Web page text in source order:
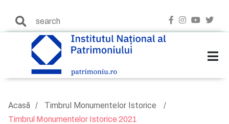
Acasă Timbrul Monumentelor Istorice
Timbrul Monumentelor Istorice 2021